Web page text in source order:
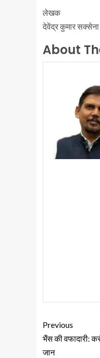
लेखक
देवेंद्र कुमार सक्सेना
About
Previous
भैंस की वफादारी:
जान